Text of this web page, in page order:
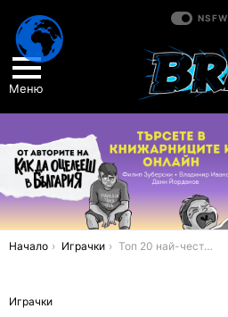
NSFW
Меню
You are here:
Начало Играчки Топ 20 най-често използвани пароли през 2023 г.
Играчки